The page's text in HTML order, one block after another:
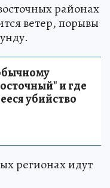
районах
ветер, порывы
и где
убийство
регионах идут